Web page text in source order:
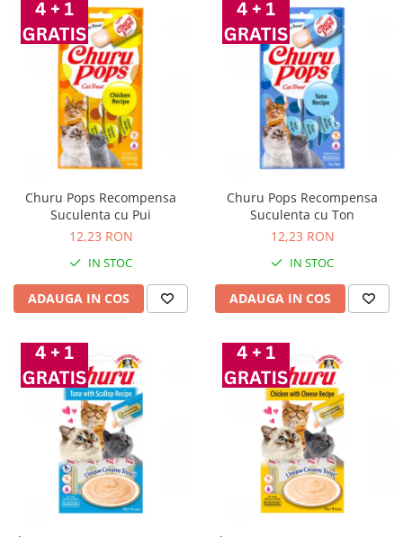
Churu Pops Recompensa
Suculenta cu Pui
12,23 RON
IN STOC
ADAUGA IN COS
Churu Pops Recompensa
Suculenta cu Ton
12,23 RON
IN STOC
ADAUGA IN COS